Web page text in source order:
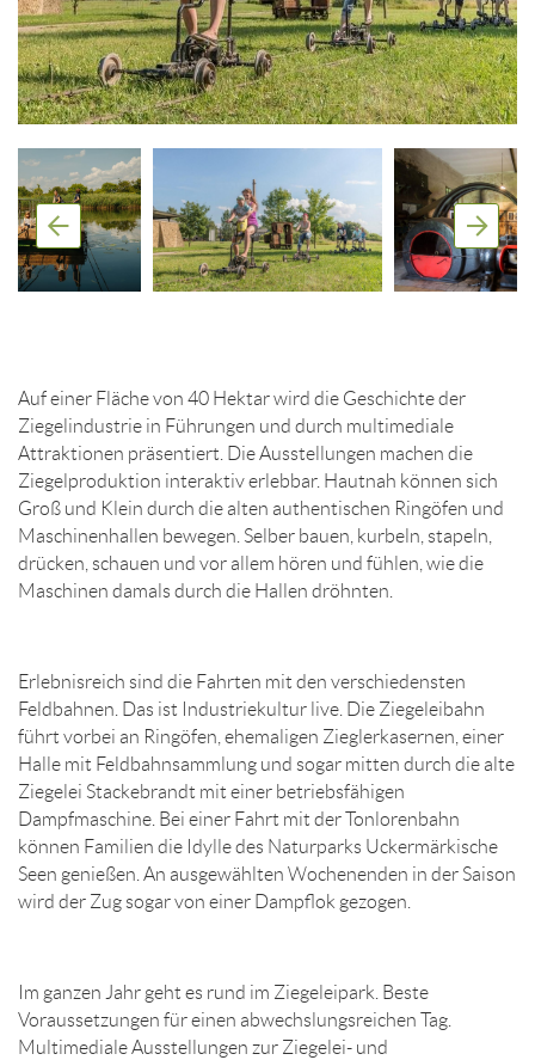
Auf einer Fläche von 40 Hektar wird die Geschichte der
Ziegelindustrie in Führungen und durch multimediale
Attraktionen präsentiert. Die Ausstellungen machen die
Ziegelproduktion interaktiv erlebbar. Hautnah können sich
Groß und Klein durch die alten authentischen Ringöfen und
Maschinenhallen bewegen. Selber bauen, kurbeln, stapeln,
drücken, schauen und vor allem hören und fühlen, wie die
Maschinen damals durch die Hallen dröhnten.
Erlebnisreich sind die Fahrten mit den verschiedensten
Feldbahnen. Das ist Industriekultur live. Die Ziegeleibahn
führt vorbei an Ringöfen, ehemaligen Zieglerkasernen, einer
Halle mit Feldbahnsammlung und sogar mitten durch die alte
Ziegelei Stackebrandt mit einer betriebsfähigen
Dampfmaschine. Bei einer Fahrt mit der Tonlorenbahn
können Familien die Idylle des Naturparks Uckermärkische
Seen genießen. An ausgewählten Wochenenden in der Saison
wird der Zug sogar von einer Dampflok gezogen.
Im ganzen Jahr geht es rund im Ziegeleipark. Beste
Voraussetzungen für einen abwechslungsreichen Tag.
Multimediale Ausstellungen zur Ziegelei- und